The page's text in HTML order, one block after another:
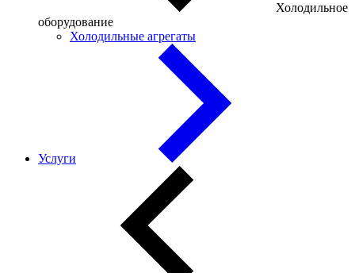
Холодильное
оборудование
Холодильные агрегаты
Услуги